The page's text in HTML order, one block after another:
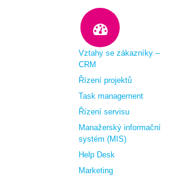
Vztahy se zákazníky –
CRM
Řízení projektů
Task management
Řízení servisu
Manažerský informační
systém (MIS)
Help Desk
Marketing